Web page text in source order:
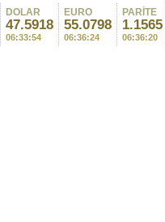
DOLAR
47.5918
06:33:54
EURO
55.0798
06:36:24
PARİTE
1.1565
06:36:20